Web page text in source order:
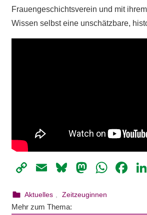
Frauengeschichtsverein und mit
Wissen selbst eine unschätzbare,
CopyEmailBluesky
31. Juli 2023
webmam
Aktuelles Zeitzeuginnen
Mehr zum Thema: